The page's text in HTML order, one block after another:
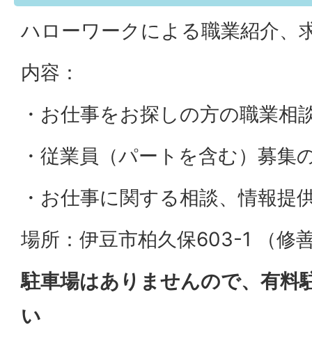
ハローワークによる職業紹介、
内容：
・お仕事をお探しの方の職業相
・従業員（パートを含む）募集
・お仕事に関する相談、情報提
場所：伊豆市柏久保603-1 （修
駐車場はありませんので、有料
い